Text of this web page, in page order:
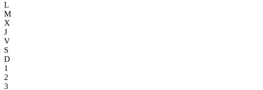
L
M
X
J
V
S
D
1
2
3